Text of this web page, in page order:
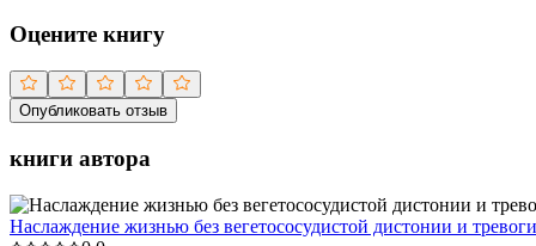
Оцените книгу
Опубликовать отзыв
книги автора
Наслаждение жизнью без вегетососудистой дистонии и тревоги